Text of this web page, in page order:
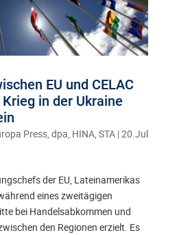
EU und CELAC
in der Ukraine
Press, dpa, HINA, STA|20.Jul
der EU, Lateinamerikas
eines zweitägigen
bei Handelsabkommen und
den Regionen erzielt. Es